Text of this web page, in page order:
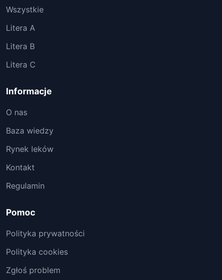
Wszystkie
Litera A
Litera B
Litera C
Informacje
O nas
Baza wiedzy
Rynek leków
Kontakt
Regulamin
Pomoc
Polityka prywatności
Polityka cookies
Zgłoś problem